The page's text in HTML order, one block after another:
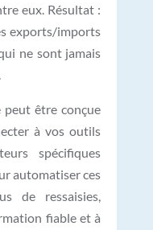
eux. Résultat :
exports/imports
ne sont jamais
peut être conçue
à vos outils
spécifiques
automatiser ces
de ressaisies,
fiable et à